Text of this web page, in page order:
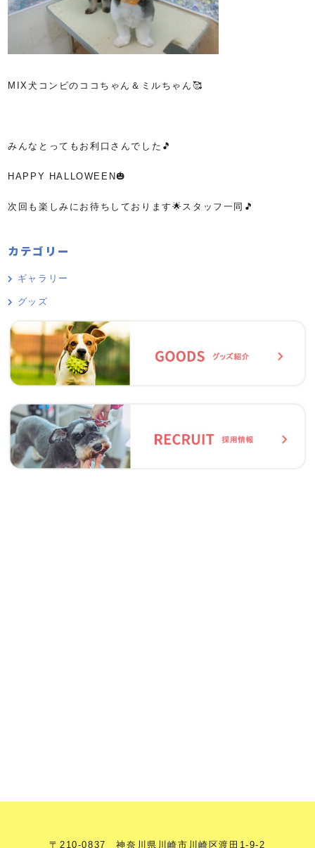
MIX犬コンビのココちゃん＆ミルちゃん🥰
みんなとってもお利口さんでした🎵
HAPPY HALLOWEEN🎃
次回も楽しみにお待ちしております🌟スタッフ一同🎵
カテゴリー
ギャラリー
グッズ
〒210-0837 神奈川県川崎市川崎区渡田1-9-2